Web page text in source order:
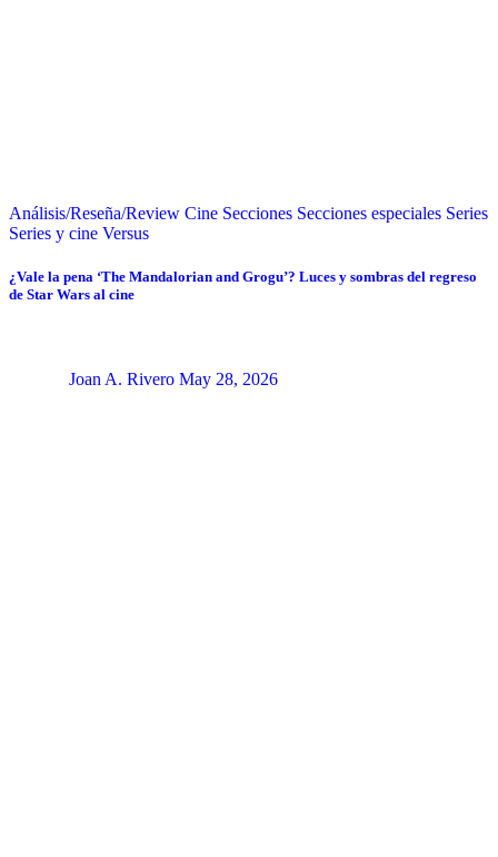
Análisis/Reseña/Review Cine Secciones Secciones especiales Series
Series y cine Versus
¿Vale la pena ‘The Mandalorian and Grogu’? Luces y sombras del regreso
de Star Wars al cine
Joan A. Rivero May 28, 2026